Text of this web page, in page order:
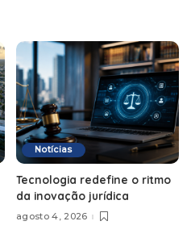
Notícias
Tecnologia redefine o ritmo
da inovação jurídica
agosto 4, 2026